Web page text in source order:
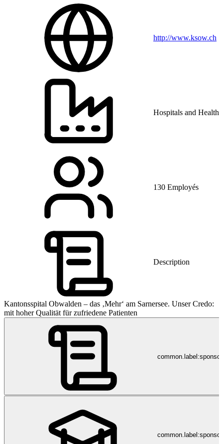
http://www.ksow.ch
Hospitals and Health
130 Employés
Description
Kantonsspital Obwalden – das ‚Mehr‘ am Sarnersee. Unser Credo:
mit hoher Qualität für zufriedene Patienten